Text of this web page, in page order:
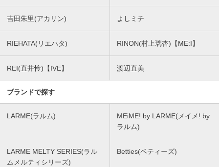
吉田朱里(アカリン) よしミチ
RIEHATA(リエハタ) RINON(村上璃杏)【ME:I】
REI(直井怜)【IVE】 渡辺直美
ブランドで探す
LARME(ラルム)
MEiME! by LARME(メイメ! by
ラルム)
LARME MELTY SERIES(ラル
ムメルティシリーズ)
Betties(ベティーズ)